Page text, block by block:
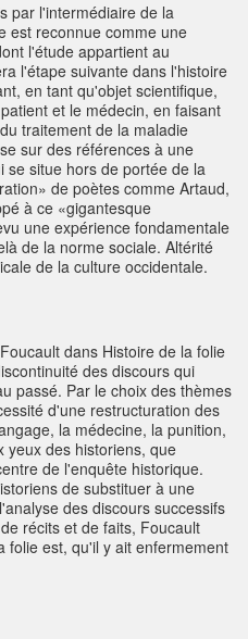
par l'intermédiaire de la
est reconnue comme une
l'étude appartient au
l'étape suivante dans l'histoire
en tant qu'objet scientifique,
et le médecin, en faisant
traitement de la maladie
sur des références à une
se situe hors de portée de la
de poètes comme Artaud,
à ce «gigantesque
une expérience fondamentale
de la norme sociale. Altérité
de la culture occidentale.
dans Histoire de la folie
des discours qui
passé. Par le choix des thèmes
d'une restructuration des
la médecine, la punition,
yeux des historiens, que
de l'enquête historique.
de substituer à une
des discours successifs
récits et de faits, Foucault
folie est, qu'il y ait enfermement